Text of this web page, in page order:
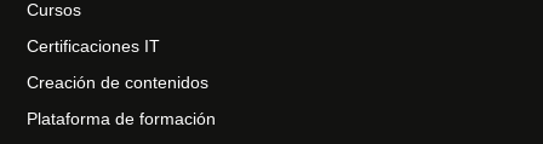
Cursos
Certificaciones IT
Creación de contenidos
Plataforma de formación